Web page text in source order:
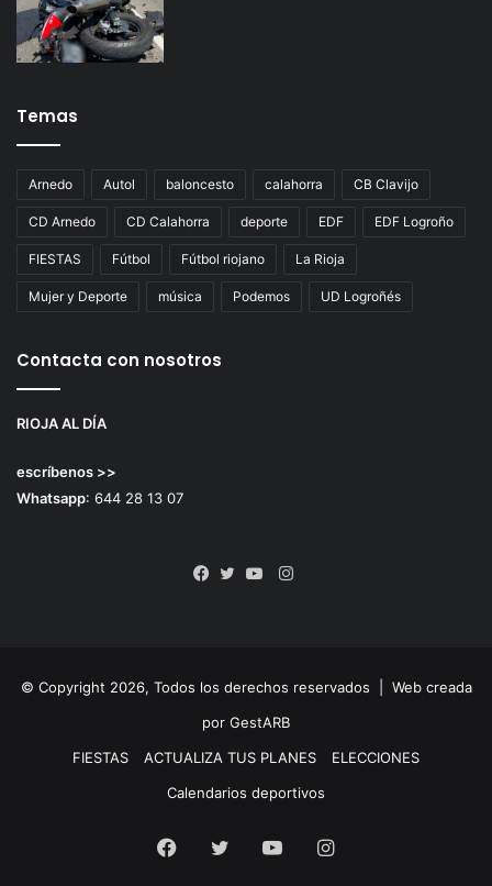
Temas
Arnedo Autol baloncesto calahorra CB Clavijo
CD Arnedo CD Calahorra deporte EDF EDF Logroño
FIESTAS Fútbol Fútbol riojano La Rioja
Mujer y Deporte música Podemos UD Logroñés
Contacta con nosotros
RIOJA AL DÍA
escríbenos >>
Whatsapp: 644 28 13 07
Instagram
© Copyright 2026, Todos los derechos reservados | Web creada
por GestARB
FIESTAS
ACTUALIZA TUS PLANES
ELECCIONES
Calendarios deportivos
Facebook
Twitter YouTubeInstagram